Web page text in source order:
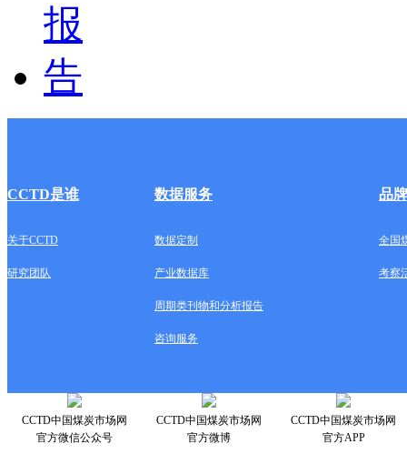
CCTD是谁 数据服务 品
关于CCTD 数据定制 全国
研究团队 产业数据库 考察
周期类刊物和分析报告
咨询服务
CCTD中国煤炭市场网
官方微信公众号
CCTD中国煤炭市场网
官方微博
CCTD中国煤炭市场网
官方APP